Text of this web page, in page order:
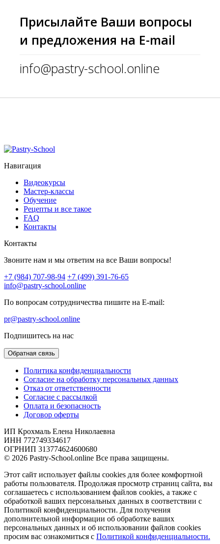
Присылайте Ваши вопросы
и предложения на E-mail
info@pastry-school.online
Навигация
Видеокурсы
Мастер-классы
Обучение
Рецепты и все такое
FAQ
Контакты
Контакты
Звоните нам и мы ответим на все Ваши вопросы!
+7 (984) 707-98-94 +7 (499) 391-76-65
info@pastry-school.online
По вопросам сотрудничества пишите на E-mail:
pr@pastry-school.online
Подпишитесь на нас
Обратная связь
Политика конфиденциальности
Согласие на обработку персональных данных
Отказ от ответственности
Согласие с рассылкой
Оплата и безопасность
Договор оферты
ИП Крохмаль Елена Николаевна
ИНН 772749334617
ОГРНИП 313774624600680
© 2026 Pastry-School.online Все права защищены.
Этот сайт использует файлы cookies для более комфортной
работы пользователя. Продолжая просмотр страниц сайта, вы
соглашаетесь с использованием файлов cookies, а также с
обработкой ваших персональных данных в соответствии с
Политикой конфиденциальности. Для получения
дополнительной информации об обработке ваших
персональных данных и об использовании файлов cookies
просим вас ознакомиться с Политикой конфиденциальности.